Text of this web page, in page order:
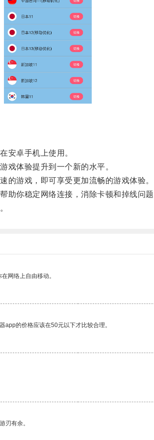
卓手机上使用。
体验提升到一个新的水平。
游戏，即可享受更加流畅的游戏体验。
你稳定网络连接，消除卡顿和掉线问题
网络上自由移动。
app的价格应该在50元以下才比较合理。
刃有余。